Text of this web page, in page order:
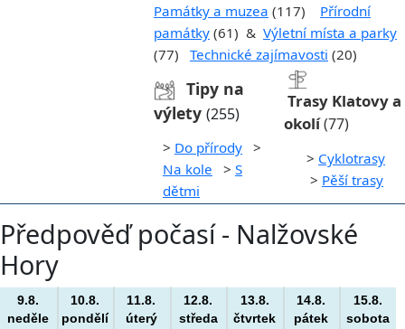
Památky a muzea (117) Přírodní
památky (61) & Výletní místa a parky
(77) Technické zajímavosti (20)
Tipy na
výlety (255)
Trasy Klatovy a
okolí(77)
> Do přírody >
Na kole > S
dětmi
> Cyklotrasy
> Pěší trasy
Předpověď počasí - Nalžovské
Hory
9.8.
neděle
10.8.
pondělí
11.8.
úterý
12.8.
středa
13.8.
čtvrtek
14.8.
pátek
15.8.
sobota